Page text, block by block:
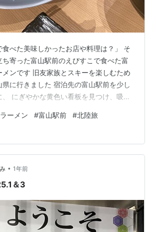
食べた美味しかったお店や料理は？」 そ
ち寄った富山駅前のえびすこで食べた富
メンです 旧友家族とスキーを楽しむため
県に行きました 宿泊先の富山駅前を少し
にぎやかな黄色い看板を見つけ、吸い
ていましたが実際食べたことはなかった
ことにしました 中は満席でお客さんで
気店なんですね！食券を買って、しばら
ていました ついに順番になり着丼 餃子も
想は、、、 激うまでした 最高においし
季節の北陸…
ーメン #富山駅前 #北陸旅
• 1年前
＆3